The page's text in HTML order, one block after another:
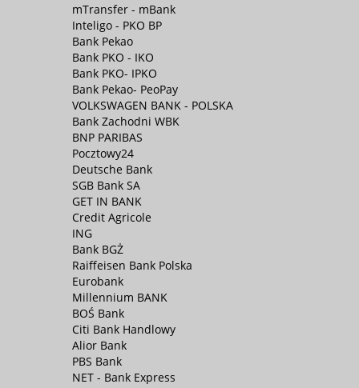
mTransfer - mBank
Inteligo - PKO BP
Bank Pekao
Bank PKO - IKO
Bank PKO- IPKO
Bank Pekao- PeoPay
VOLKSWAGEN BANK - POLSKA
Bank Zachodni WBK
BNP PARIBAS
Pocztowy24
Deutsche Bank
SGB Bank SA
GET IN BANK
Credit Agricole
ING
Bank BGŻ
Raiffeisen Bank Polska
Eurobank
Millennium BANK
BOŚ Bank
Citi Bank Handlowy
Alior Bank
PBS Bank
NET - Bank Express